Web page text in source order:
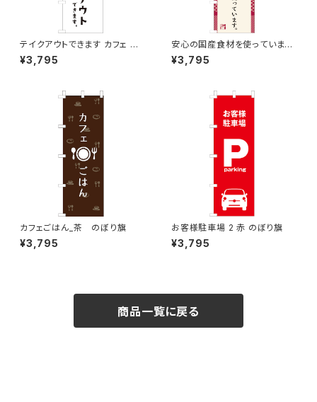
テイクアウトできます カフェ コ
ーヒー のぼり旗
¥3,795
安心の国産食材を使っています。
のぼり旗
¥3,795
カフェごはん_茶 のぼり旗
¥3,795
お客様駐車場 2 赤 のぼり旗
¥3,795
商品一覧に戻る